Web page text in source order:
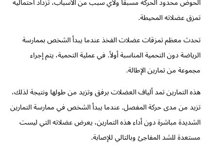
تمزق عضلاته المحيطة.
تحدث معظم تمزقات عضلات الفخذ عندما يبدأ الشخص بممارسة
الرياضة دون التحمية المناسبة أولاً. في عملية التحمية، يتم إجراء
مجموعة من تمارين الإطالة.
هذه التمارين تمد ألياف العضلات برفق وتزيد من طولها ونتيجة لذلك،
تزيد من مدى حركة المفصل. عندما يبدأ الشخص في ممارسة التمارين
الشديدة مباشرة دون أداء هذه التمارين، يعرض عضلاته التي ليست
مستعدة للشد المفاجئ وبالتالي للإصابة.